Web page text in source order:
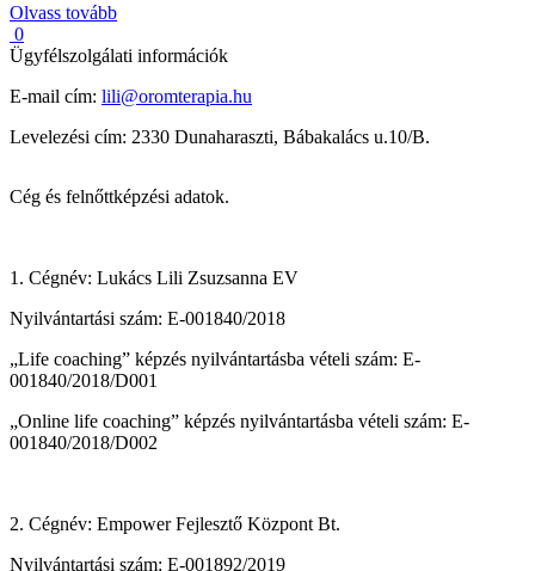
Olvass tovább
0
Ügyfélszolgálati információk
E-mail cím: lili@oromterapia.hu
Levelezési cím: 2330 Dunaharaszti, Bábakalács u.10/B.
Cég és felnőttképzési adatok.
1. Cégnév: Lukács Lili Zsuzsanna EV
Nyilvántartási szám: E-001840/2018
„Life coaching” képzés nyilvántartásba vételi szám: E-
001840/2018/D001
„Online life coaching” képzés nyilvántartásba vételi szám: E-
001840/2018/D002
2. Cégnév: Empower Fejlesztő Központ Bt.
Nyilvántartási szám: E-001892/2019